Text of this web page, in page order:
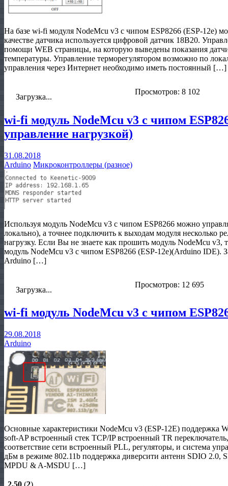
На базе wi-fi модуля NodeMcu v3 с чипом ESP8266 (ESP-12e)
качестве датчика используется цифровой датчик 18B20.
помощи WEB страницы, на которую выведены показания
температуры. Управление терморегулятором возможно по
управления через Интернет необходимо иметь постоянный […]
Загрузка...
Просмотров: 8 102
wi-fi модуль NodeMcu v3 с чипом
управление нагрузкой)
31.08.2018
Arduino Микроконтроллеры (разное)
Используя модуль NodeMcu v3 с чипом ESP8266 можно
локально), а точнее подключить к выходам модуля несколько
нагрузку. Если Вы не знаете как прошить модуль NodeMcu v3,
модуль NodeMcu v3 с чипом ESP8266 (ESP-12e)(Arduino IDE).
Arduino […]
Загрузка...
Просмотров: 12 695
wi-fi модуль NodeMcu v3 с чипом
29.08.2018
Arduino
Основные характеристики NodeMcu v3 (ESP-12E) поддержка
soft-AP встроенный стек TCP/IP встроенный TR
соответствие сети встроенный PLL, регуляторы, и система
дБм в режиме 802.11b поддержка диверсити антенн SDIO
MPDU & A-MSDU […]